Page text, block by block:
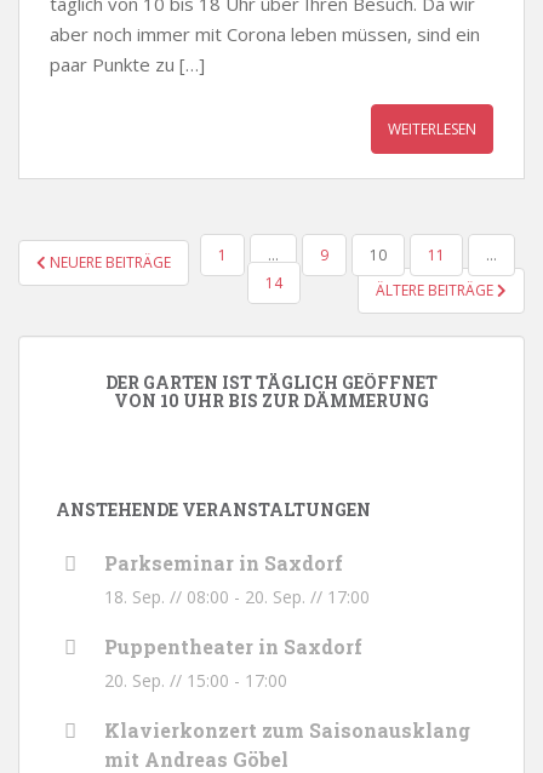
aber noch immer mit Corona leben müssen, sind ein
paar Punkte zu […]
WEITERLESEN
SEITENNUMMERIERUNG
DER
NEUERE BEITRÄGE 1 … 9 10 11
…
14
ÄLTERE BEITRÄGE
DER GARTEN IST TÄGLICH GEÖFFNET
VON 10 UHR BIS ZUR DÄMMERUNG
ANSTEHENDE VERANSTALTUNGEN
Parkseminar in Saxdorf
18. Sep. // 08:00 - 20. Sep. // 17:00
Puppentheater in Saxdorf
20. Sep. // 15:00 - 17:00
Klavierkonzert zum Saisonausklang
mit Andreas Göbel